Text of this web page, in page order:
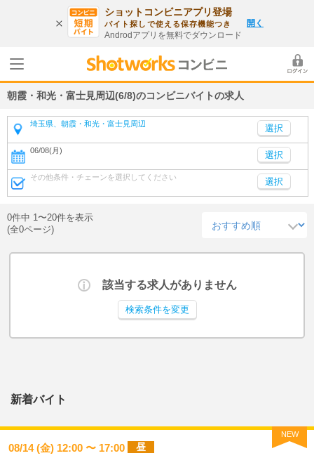
ショットコンビニアプリ登場
バイト探しで使える保存機能つき
Androdアプリを無料でダウンロード
開く
朝霞・和光・富士見周辺(6/8)のコンビニバイトの求人
埼玉県、朝霞・和光・富士見周辺
06/08(月) 選択
その他条件・チェーンを選択してください 選択
0件中 1〜20件を表示
(全0ページ)
該当する求人がありません
検索条件を変更
新着バイト
NEW
08/14 (金) 12:00 〜 17:00 昼